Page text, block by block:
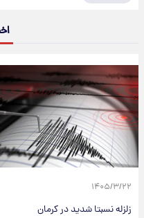
۱۴۰۵/۳/۲۲
زلزله نسبتا شدید در کرمان